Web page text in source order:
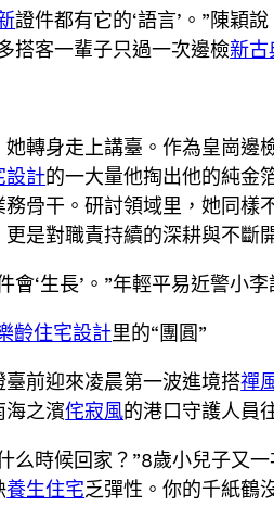
證件都有它的‘語言’。”陳穎
搭客一輩子只過一次邊檢新古
她轉身走上講臺。作為皇崗邊
設計的一大量他掏出他的純金
骨干。研討領域里，她同樣
是對職責持續的深耕與不斷
會‘生長’。”年輕平易近警小
齡住宅設計里的“團圓”
臺前迎來凌晨第一波進境搭禪
海之濱侘寂風的港口守護人員
么時候回家？”8歲小兒子又
養生住宅乏彈性。你的千紙鶴